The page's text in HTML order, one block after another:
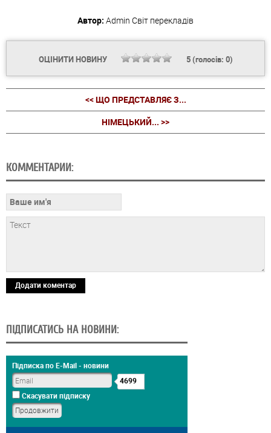
Автор: Admin Світ перекладів
ОЦІНИТИ НОВИНУ 5(голосів: 0)
<< ЩО ПРЕДСТАВЛЯЄ З...
НІМЕЦЬКИЙ... >>
КОММЕНТАРИИ:
Додати коментар
ПІДПИСАТИСЬ НА НОВИНИ:
Підписка по E-Mail - новини
4699
Скасувати підписку